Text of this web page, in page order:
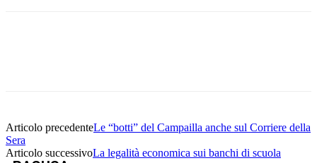
Articolo precedenteLe “botti” del Campailla anche sul Corriere della
Sera
Articolo successivoLa legalità economica sui banchi di scuola